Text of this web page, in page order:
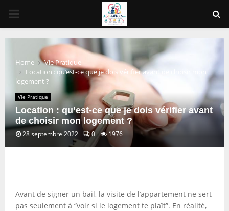
PRIMARY
MENU
Home
Vie Pratique
Location : qu’est-ce que je dois vérifier avant de choisir mon
logement ?
Vie Pratique
Location : qu’est-ce que je dois vérifier avant
de choisir mon logement ?
28 septembre 2022 0 1976
Avant de signer un bail, la visite de l’appartement ne sert
pas seulement à “voir si le logement te plaît”. En réalité,